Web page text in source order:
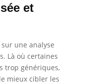
et
une analyse
Là où certaines
trop génériques,
mieux cibler les